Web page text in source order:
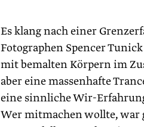
Es klang nach einer
Fotographen Spencer
mit bemalten Körpern im
aber eine massenhafte
eine sinnliche Wir-
Wer mitmachen wollte, war